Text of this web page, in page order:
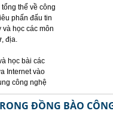
thể về công
phấn đấu tin
học các môn
địa.
học bài các
Internet vào
công nghệ
ĐỒNG BÀO